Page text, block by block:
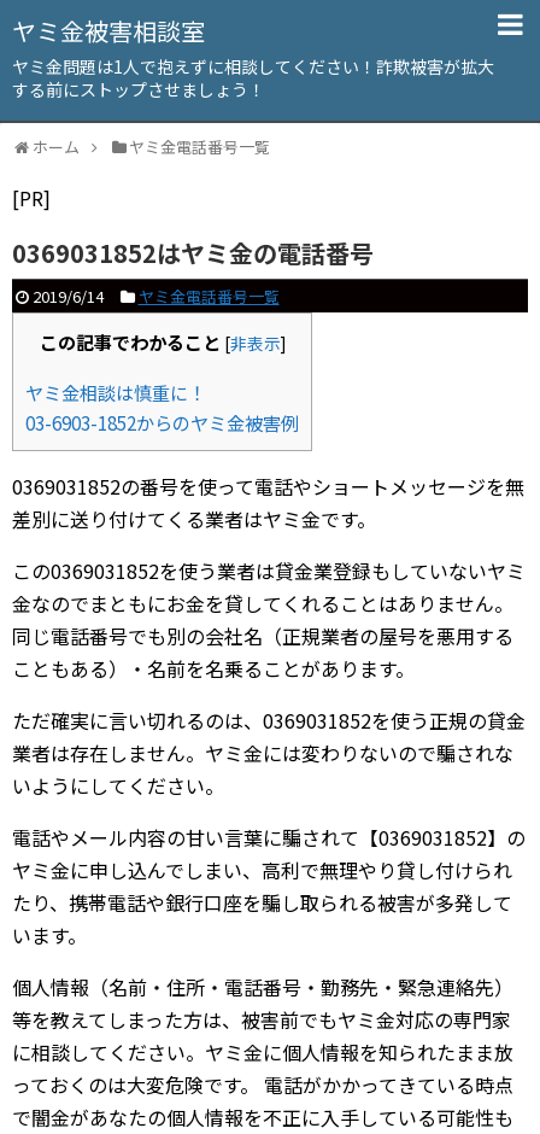
ヤミ金被害相談室
ヤミ金問題は1人で抱えずに相談してください！詐欺被害が拡大
する前にストップさせましょう！
ホーム ヤミ金電話番号一覧
[PR]
0369031852はヤミ金の電話番号
2019/6/14 ヤミ金電話番号一覧
この記事でわかること [非表示]
ヤミ金相談は慎重に！
03-6903-1852からのヤミ金被害例
0369031852の番号を使って電話やショートメッセージを無
差別に送り付けてくる業者はヤミ金です。
この0369031852を使う業者は貸金業登録もしていないヤミ
金なのでまともにお金を貸してくれることはありません。
同じ電話番号でも別の会社名（正規業者の屋号を悪用する
こともある）・名前を名乗ることがあります。
ただ確実に言い切れるのは、0369031852を使う正規の貸金
業者は存在しません。ヤミ金には変わりないので騙されな
いようにしてください。
電話やメール内容の甘い言葉に騙されて【0369031852】の
ヤミ金に申し込んでしまい、高利で無理やり貸し付けられ
たり、携帯電話や銀行口座を騙し取られる被害が多発して
います。
個人情報（名前・住所・電話番号・勤務先・緊急連絡先）
等を教えてしまった方は、被害前でもヤミ金対応の専門家
に相談してください。ヤミ金に個人情報を知られたまま放
っておくのは大変危険です。 電話がかかってきている時点
で闇金があなたの個人情報を不正に入手している可能性も